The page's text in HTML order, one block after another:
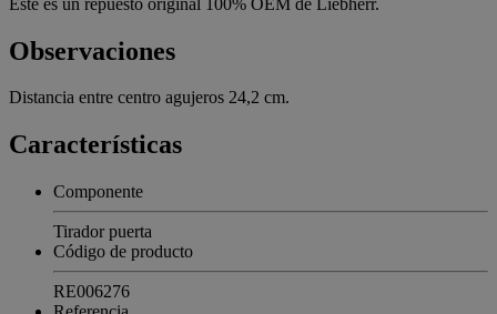
Observaciones
Distancia entre centro agujeros 24,2 cm.
Características
Componente
Tirador puerta
Código de producto
RE006276